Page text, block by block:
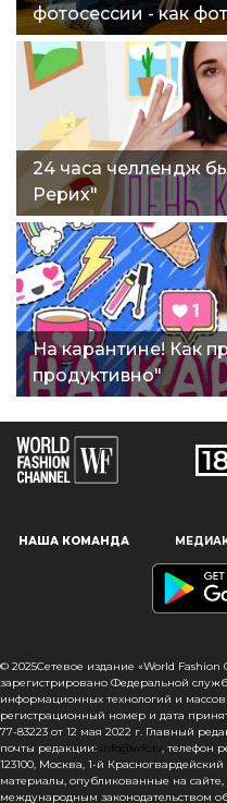
Наш сайт использует
пользователям,
информацию, запоминая
сайта, вы подтверждаете
файлов cookie в
в отношении данного типа
с тем, чтобы мы
то вы должны
настройки вашего
фотосессии - как
дома."
24 часа челлендж
Рерих"
На карантине! Как
продуктивно"
НАША КОМАНДА
© 2025Сетевое издание «World
зарегистрировано Федеральной
информационных технологий и
регистрационный номер и дата
77-83223 от 12 мая 2022 г. Главный
почты редакции: info@wfc.tv, телефон
123100, Москва, 1-й
материалы, опубликованные на
международным законодательством